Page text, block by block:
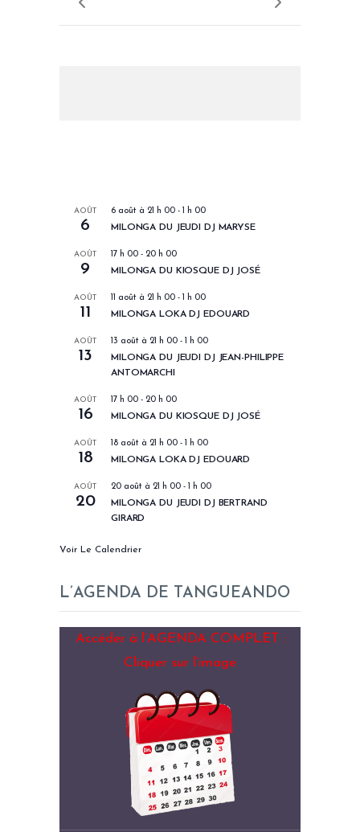
AOÛT
6
6 août à 21 h 00 - 1 h 00
MILONGA DU JEUDI DJ MARYSE
AOÛT
9
17 h 00 - 20 h 00
MILONGA DU KIOSQUE DJ JOSÉ
AOÛT
11
11 août à 21 h 00 - 1 h 00
MILONGA LOKA DJ EDOUARD
AOÛT
13
13 août à 21 h 00 - 1 h 00
MILONGA DU JEUDI DJ JEAN-PHILIPPE
ANTOMARCHI
AOÛT
16
17 h 00 - 20 h 00
MILONGA DU KIOSQUE DJ JOSÉ
AOÛT
18
18 août à 21 h 00 - 1 h 00
MILONGA LOKA DJ EDOUARD
AOÛT
20
20 août à 21 h 00 - 1 h 00
MILONGA DU JEUDI DJ BERTRAND
GIRARD
Voir Le Calendrier
L’AGENDA DE TANGUEANDO
Accéder à l’AGENDA COMPLET :
Cliquer sur l’image